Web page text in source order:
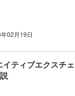
02月19日
イティブエクスチ